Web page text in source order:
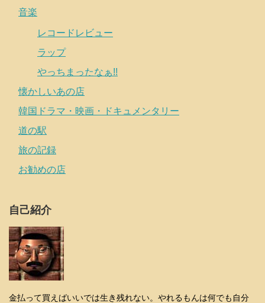
音楽
レコードレビュー
ラップ
やっちまったなぁ!!
懐かしいあの店
韓国ドラマ・映画・ドキュメンタリー
道の駅
旅の記録
お勧めの店
自己紹介
金払って買えばいいでは生き残れない。やれるもんは何でも自分